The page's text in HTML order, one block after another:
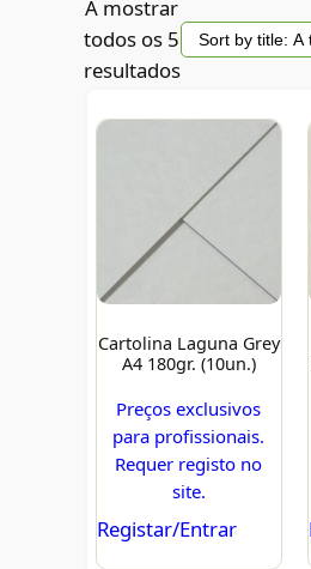
A mostrar
todos os 5
resultados
Cartolina Laguna Grey
A4 180gr. (10un.)
Preços exclusivos
para profissionais.
Requer registo no
site.
Registar/Entrar